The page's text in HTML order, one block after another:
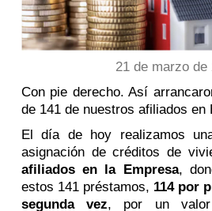
21 de marzo de
Con pie derecho. Así
de 141 de nuestros afiliados en
El día de hoy realizamos
asignación de créditos de
afiliados en la Empresa,
estos 141 préstamos, 114 por
segunda vez, por un